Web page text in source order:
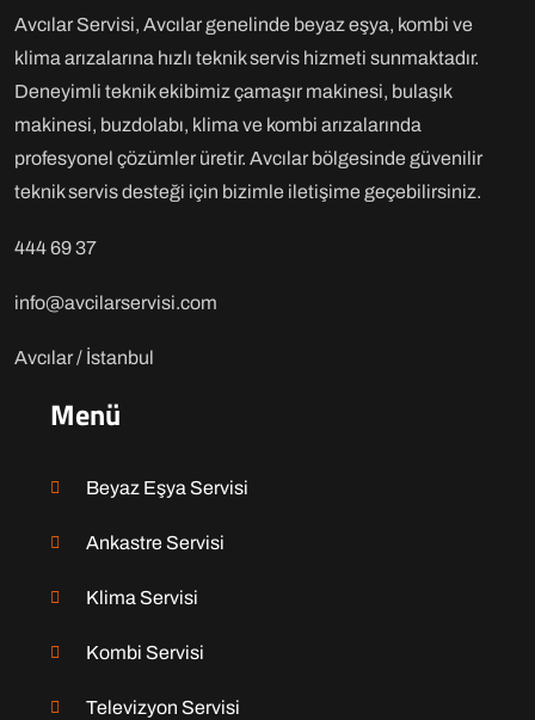
Avcılar Servisi, Avcılar genelinde beyaz eşya, kombi ve
klima arızalarına hızlı teknik servis hizmeti sunmaktadır.
Deneyimli teknik ekibimiz çamaşır makinesi, bulaşık
makinesi, buzdolabı, klima ve kombi arızalarında
profesyonel çözümler üretir. Avcılar bölgesinde güvenilir
teknik servis desteği için bizimle iletişime geçebilirsiniz.
444 69 37
info@avcilarservisi.com
Avcılar / İstanbul
Menü
Beyaz Eşya Servisi
Ankastre Servisi
Klima Servisi
Kombi Servisi
Televizyon Servisi